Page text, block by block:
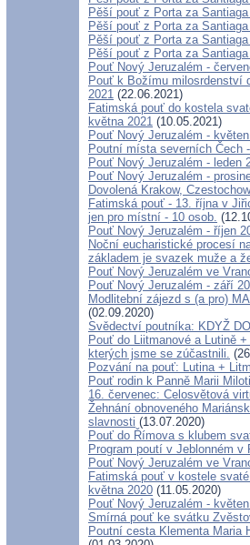
Pěší pouť z Porta za
Pěší pouť z Porta za
Pěší pouť z Porta za
Pěší pouť z Porta za
Pouť Nový Jeruzalém -
Pouť k Božímu milosrdenství
2021 (22.06.2021)
Fatimská pouť do kostela
května 2021 (10.05.2021)
Pouť Nový Jeruzalém -
Poutní místa severních Čech
Pouť Nový Jeruzalém - leden
Pouť Nový Jeruzalém -
Dovolená Krakow,
Fatimská pouť - 13. října v
jen pro místní - 10 osob.
Pouť Nový Jeruzalém - říjen
Noční eucharistické procesí
základem je svazek muže a
Pouť Nový Jeruzalém ve
Pouť Nový Jeruzalém - září
Modlitební zájezd s (a pro)
(02.09.2020)
Svědectví poutníka: KDYŽ
Pouť do Liitmanové a Lutině
kterých jsme se zúčastnili.
Pozvání na pouť: Lutina +
Pouť rodin k Panně Marii
16. červenec: Celosvětová
Žehnání obnoveného
slavnosti (13.07.2020)
Pouť do Římova s klubem
Program poutí v Jeblonném v
Pouť Nový Jeruzalém ve
Fatimská pouť v kostele
května 2020 (11.05.2020)
Pouť Nový Jeruzalém -
Smírná pouť ke svátku
Poutní cesta Klementa Maria